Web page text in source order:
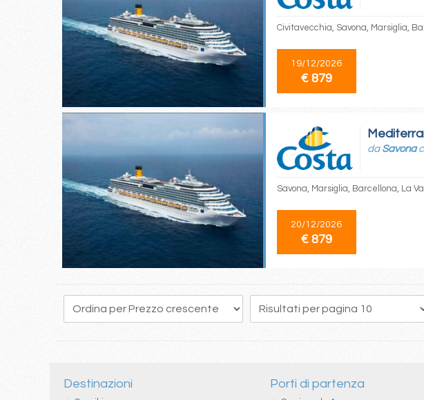
Civitavecchia, Savona, Marsiglia,
19/12/2026
€ 879
da Savona
Savona, Marsiglia, Barcellona, La
20/12/2026
€ 879
132 133 134 135 136 137 138 139 140
Destinazioni Porti di partenza